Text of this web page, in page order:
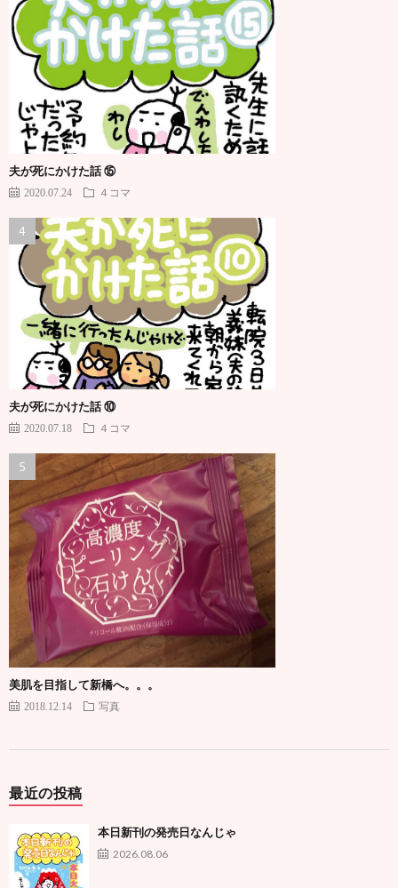
夫が死にかけた話 ⑮
2020.07.24 ４コマ
夫が死にかけた話 ⑩
2020.07.18 ４コマ
美肌を目指して新橋へ。。。
2018.12.14 写真
最近の投稿
本日新刊の発売日なんじゃ
2026.08.06